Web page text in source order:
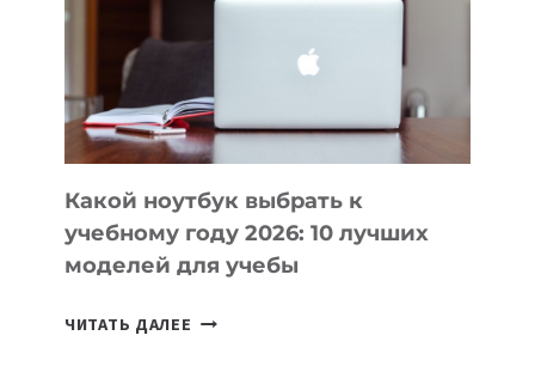
ПОМОГАЮТ
СОЗДАВАТЬ
БЕЗ
СЛОЖНОГО
КОДА
Какой ноутбук выбрать к
учебному году 2026: 10 лучших
моделей для учебы
ЧИТАТЬ ДАЛЕЕ КАКОЙ